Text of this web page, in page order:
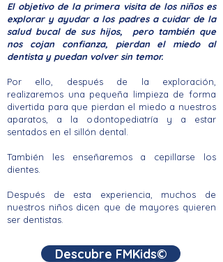
El objetivo de la primera visita de los niños es
explorar y ayudar a los padres a cuidar de la
salud bucal de sus hijos, pero también que
nos cojan confianza, pierdan el miedo al
dentista y puedan volver sin temor.
Por ello, después de la exploración,
realizaremos una pequeña limpieza de forma
divertida para que pierdan el miedo a nuestros
aparatos, a la odontopediatría y a estar
sentados en el sillón dental.
También les enseñaremos a cepillarse los
dientes.
Después de esta experiencia, muchos de
nuestros niños dicen que de mayores quieren
ser dentistas
Descubre FMKids©